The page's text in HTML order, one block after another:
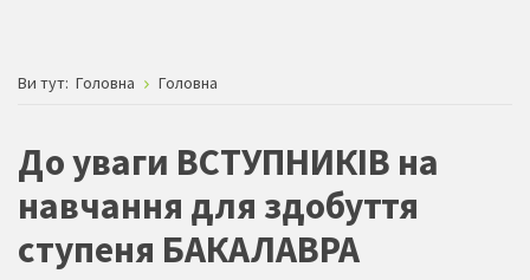
Ви тут: Головна Головна
До уваги ВСТУПНИКІВ на
навчання для здобуття
ступеня БАКАЛАВРА